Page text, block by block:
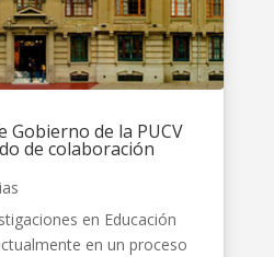
Gobierno de la PUCV
de colaboración
en Educación
en un proceso